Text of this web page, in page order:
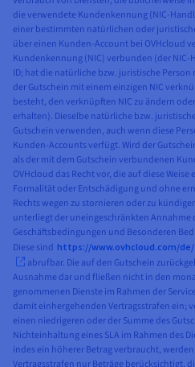
die verwendete Kundenkennung (NIC-
einer bestimmten natürlichen oder
über einen Kunden-Account bei OVHcloud
Kundenkennung (NIC) verbunden (der NIC-
ID; hat die natürliche bzw. juristische
der Gutschein mit einem einzigen NIC
besteht, den verknüpften NIC zu ändern
erhalten). Dieselbe natürliche bzw.
Gutschein verwenden, auch wenn diese
Kunden-Accounts verfügt. Wird der
als der mit dem Gutschein verbundenen
OVHcloud das Recht vor, die auf diese
Formalität oder Entschädigung und ohne
Rechts wegen zu stornieren oder zu
unterliegt der uneingeschränkten Annahme
Geschäftsbedingungen und Besonderen
Diese sind https://www.ovhcloud.com/
abrufbar. Die auf den Gutschein
Ausnahme dar und fließen nicht in den
genommenen Dienste im Rahmen der
damit einhergehenden Vertragsstrafen ein;
einen niedrigeren oder der Summe des
Nichteinhaltung eines SLA im Rahmen des
indes ein höherer Betrag verbraucht,